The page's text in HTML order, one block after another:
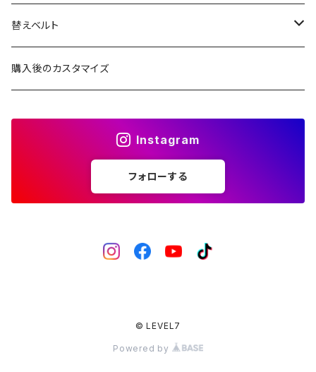
1ST文字盤
2ND文字盤
X1文字盤
1ST文字盤
ケース/ケースバック
CROWN（リューズ）
替えベルト
レザーベルト
一点モノ-即納（ハンドメイド）
購入後のカスタマイズ
Instagram
フォローする
© LEVEL7
Powered by